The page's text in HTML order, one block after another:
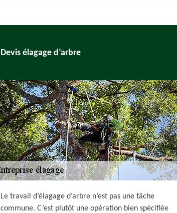
Devis élagage d’arbre
Le travail d’élagage d’arbre n’est pas une tâche
commune. C’est plutôt une opération bien spécifiée